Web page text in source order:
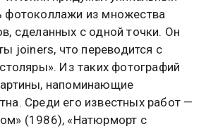
фотоколлажи из множества
сделанных с одной точки. Он
joiners, что переводится с
Из таких фотографий
напоминающие
Среди его известных работ —
(1986), «Натюрморт с